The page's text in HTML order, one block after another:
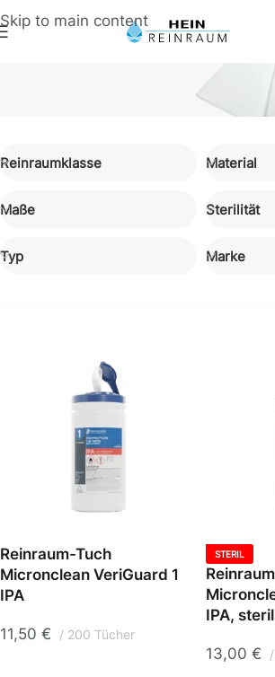
Skip to main content
Reinigung & Desinfektion
Fusselfreie Reinigungstücher für
Reinraumklasse Material
Maße Sterilität
Typ Marke
Reinraum-Tuch
Micronclean VeriGuard 1
IPA
11,50 € 200 Tücher
STERIL
IPA, steril
13,00 €